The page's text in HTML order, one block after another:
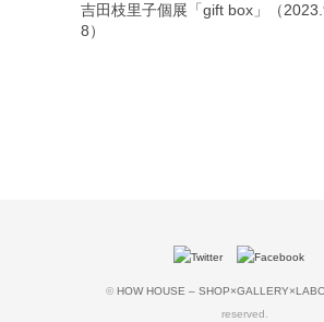
吉田枝里子個展「gift box」（
8）
© HOW HOUSE –
reserved.